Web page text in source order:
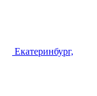
Екатеринбург,